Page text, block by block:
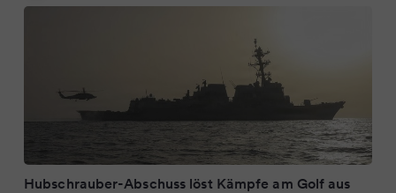
Hubschrauber-Abschuss löst Kämpfe am Golf aus